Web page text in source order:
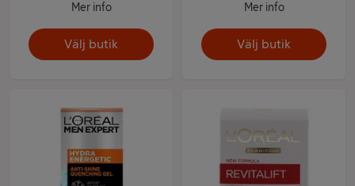
Mer info
Välj butik
Mer info
Välj butik